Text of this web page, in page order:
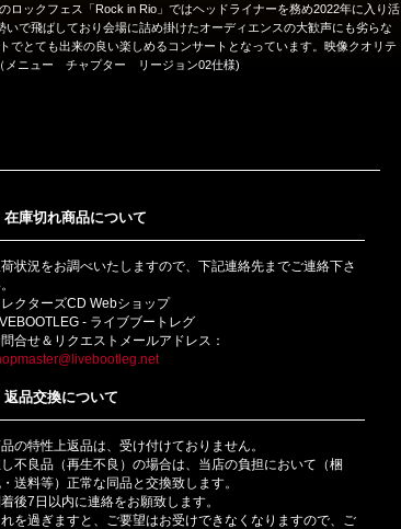
ックフェス「Rock in Rio」ではヘッドライナーを務め2022年に入り活
で飛ばしており会場に詰め掛けたオーディエンスの大歓声にも劣らな
とても出来の良い楽しめるコンサートとなっています。映像クオリテ
メニュー チャプター リージョン02仕様)
在庫切れ商品について
荷状況をお調べいたしますので、下記連絡先までご連絡下さ
レクターズCD Webショップ
- ライブブートレグ
合せ＆リクエストメールアドレス：
返品交換について
の特性上返品は、受け付けておりません。
不良品（再生不良）の場合は、当店の負担において（梱
送料等）正常な同品と交換致します。
後7日以内に連絡をお願致します。
を過ぎますと、ご要望はお受けできなくなりますので、ご